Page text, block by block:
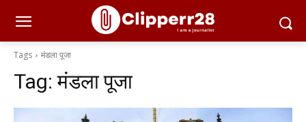
Tags मंडला पूजा
Tag:मंडला पूजा